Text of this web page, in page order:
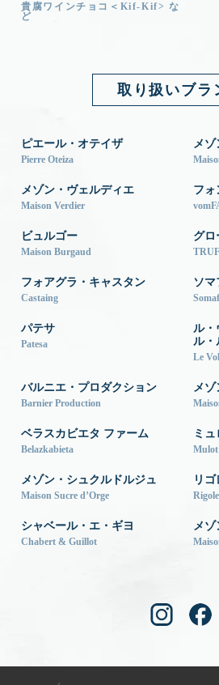
貴腐ワインチョコ＜Kif-Kif> な
ど
取り扱いブラ
ピエール・オテイザ
Pierre Oteiza
メゾ
メゾン・ヴェルディエ
Maison Verdier
フォ
ビュルゴー
Maison Burgaud
グロ
フォアグラ・キャスタン
Castaing
ソ
パテサ
Patesa
ル・
ル・
Le
バルニエ・プロダクション
Barnier Production
メゾ
ベラスカビエタ ファーム
Belazkabieta
ミ
Mulot
メゾン・シュクルドルジュ
Maison Sucre d’Orge
リ
シャベール・エ・ギヨ
Chabert & Guillot
メゾ